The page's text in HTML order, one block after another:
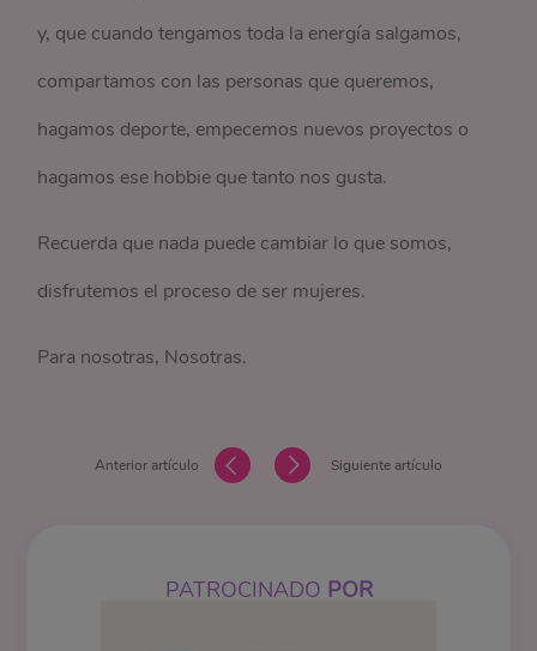
y, que cuando tengamos toda la energía salgamos,
compartamos con las personas que queremos,
hagamos deporte, empecemos nuevos proyectos o
hagamos ese hobbie que tanto nos gusta.
Recuerda que nada puede cambiar lo que somos,
disfrutemos el proceso de ser mujeres.
Para nosotras, Nosotras.
Anterior artículo Siguiente artículo
PATROCINADO POR